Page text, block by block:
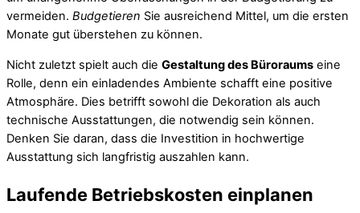
vermeiden. Budgetieren Sie ausreichend Mittel, um die ersten
Monate gut überstehen zu können.
Nicht zuletzt spielt auch die Gestaltung des Büroraums eine
Rolle, denn ein einladendes Ambiente schafft eine positive
Atmosphäre. Dies betrifft sowohl die Dekoration als auch
technische Ausstattungen, die notwendig sein können.
Denken Sie daran, dass die Investition in hochwertige
Ausstattung sich langfristig auszahlen kann.
Laufende Betriebskosten einplanen